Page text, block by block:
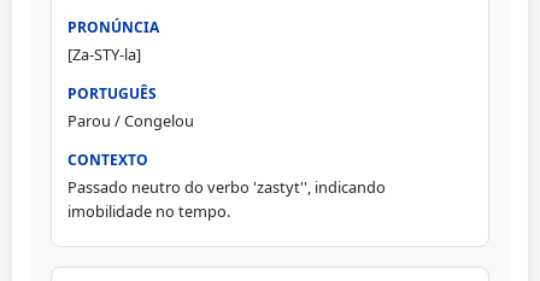
[Za-STY-la]
Parou / Congelou
Passado neutro do verbo 'zastyt'', indicando
imobilidade no tempo.